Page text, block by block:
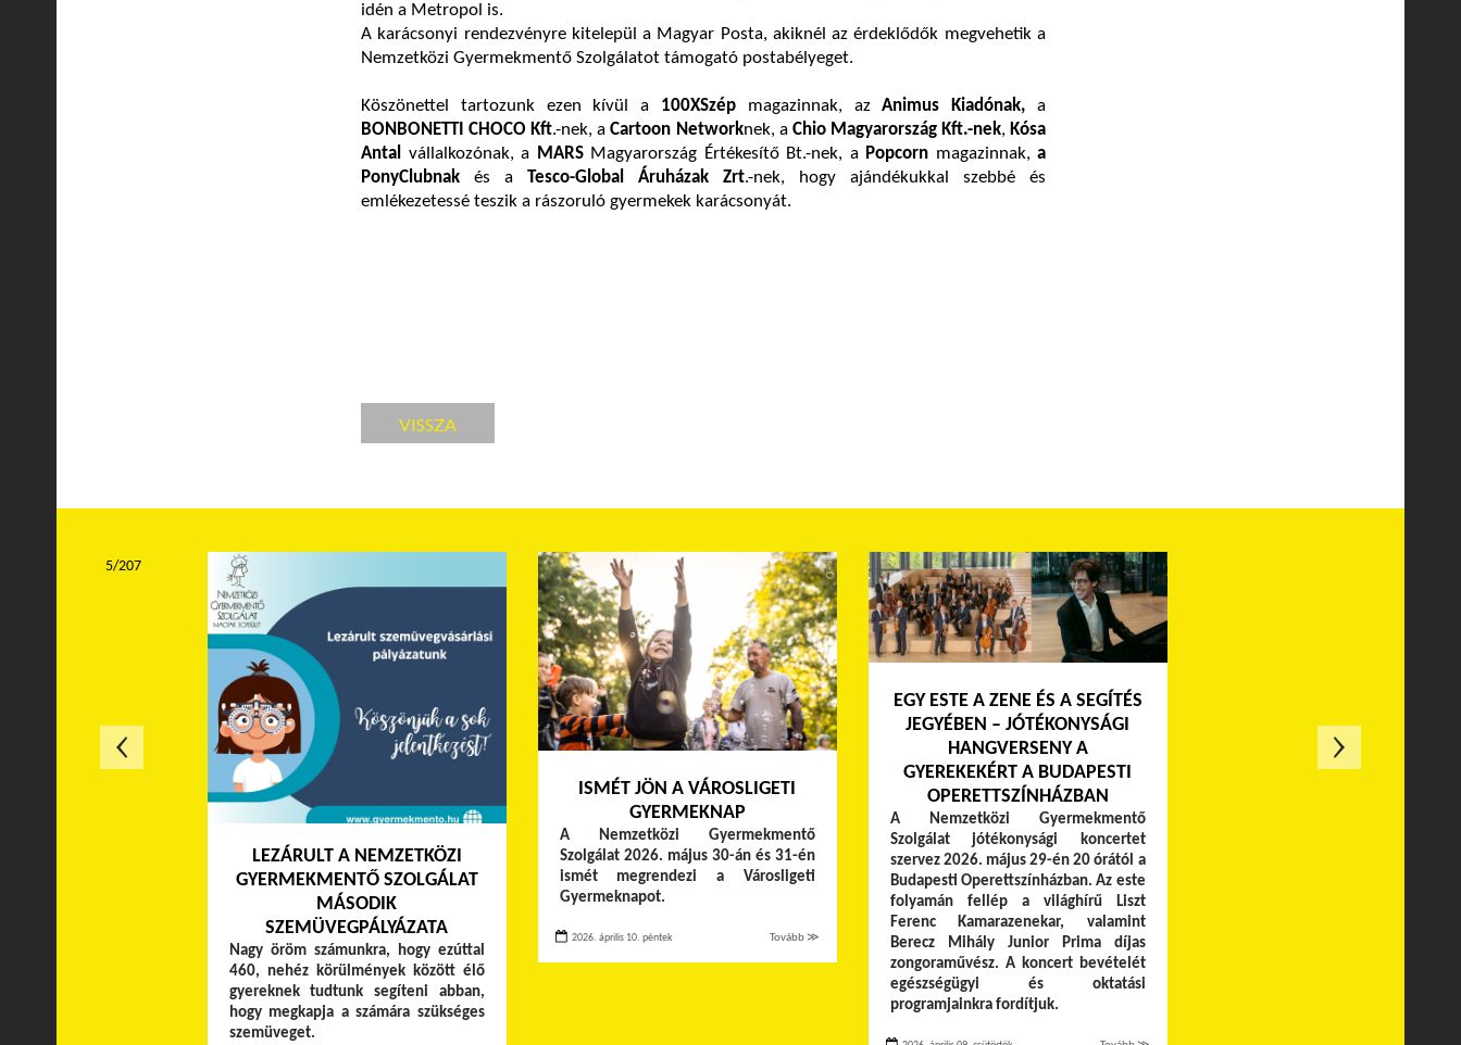
idén a Metropol is.
A karácsonyi rendezvényre kitelepül a Magyar Posta, akiknél az érdeklődők megvehetik a
Nemzetközi Gyermekmentő Szolgálatot támogató postabélyeget.
Köszönettel tartozunk ezen kívül a 100XSzép magazinnak, azAnimus Kiadónak, a
BONBONETTI CHOCO Kft.-nek, aCartoon Networknek, a Chio Magyarország Kft.-nek, Kósa
Antal
vállalkozónak, a MARS Magyarország Értékesítő Bt.-nek, a Popcorn magazinnak, a
PonyClubnak és a Tesco-Global Áruházak Zrt.-nek, hogy ajándékukkal szebbé és
emlékezetessé teszik a rászoruló gyermekek karácsonyát.
VISSZA
LEZÁRULT A NEMZETKÖZI
GYERMEKMENTŐ SZOLGÁLAT
MÁSODIK
SZEMÜVEGPÁLYÁZATA
Nagy öröm számunkra, hogy ezúttal
460, nehéz körülmények között élő
gyereknek tudtunk segíteni abban,
hogy megkapja a számára szükséges
szemüveget.
ISMÉT JÖN A VÁROSLIGETI
GYERMEKNAP
A Nemzetközi Gyermekmentő
Szolgálat 2026. május 30-án és 31-én
ismét megrendezi a Városligeti
Gyermeknapot.
2026. április 10. péntek Tovább ≫
EGY ESTE A ZENE ÉS A SEGÍTÉS
JEGYÉBEN – JÓTÉKONYSÁGI
HANGVERSENY A
GYEREKEKÉRT A BUDAPESTI
OPERETTSZÍNHÁZBAN
A Nemzetközi Gyermekmentő
Szolgálat jótékonysági koncertet
szervez 2026. május 29-én 20 órától a
Budapesti Operettszínházban. Az este
folyamán fellép a világhírű Liszt
Ferenc Kamarazenekar, valamint
Berecz Mihály Junior Prima díjas
zongoraművész. A koncert bevételét
egészségügyi és oktatási
programjainkra fordítjuk.
5/207